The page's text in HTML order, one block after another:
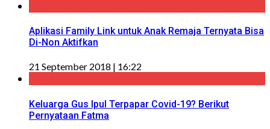
Aplikasi Family Link untuk Anak Remaja Ternyata Bisa
Di-Non Aktifkan
21 September 2018 | 16:22
Keluarga Gus Ipul Terpapar Covid-19? Berikut
Pernyataan Fatma